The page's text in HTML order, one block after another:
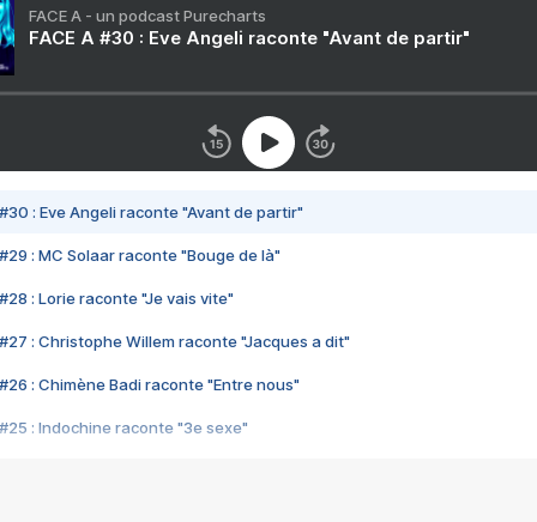
FACE A - un podcast Purecharts
FACE A #30 : Eve Angeli raconte "Avant de partir"
#30 : Eve Angeli raconte "Avant de partir"
#29 : MC Solaar raconte "Bouge de là"
#28 : Lorie raconte "Je vais vite"
#27 : Christophe Willem raconte "Jacques a dit"
#26 : Chimène Badi raconte "Entre nous"
#25 : Indochine raconte "3e sexe"